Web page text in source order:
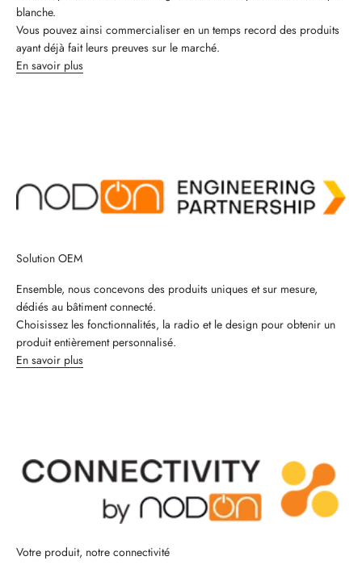
blanche.
Vous pouvez ainsi commercialiser en un temps record des produits
ayant déjà fait leurs preuves sur le marché.
En savoir plus
Solution OEM
Ensemble, nous concevons des produits uniques et sur mesure,
dédiés au bâtiment connecté.
Choisissez les fonctionnalités, la radio et le design pour obtenir un
produit entièrement personnalisé.
En savoir plus
Votre produit, notre connectivité